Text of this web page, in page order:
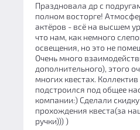
Праздновала др с
полном восторге!
актёров - всё на высшем
что нам, как немного
освещения, но это не
Очень много
дополнительного), этого
многих квестах.
подстроился под общее
компании:) Сделали
прохождения квеста(за
ручки))) )